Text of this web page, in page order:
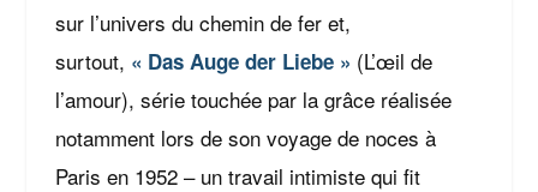
sur l’univers du chemin de fer et,
surtout, « Das Auge der Liebe » (L’œil de
l’amour), série touchée par la grâce réalisée
notamment lors de son voyage de noces à
Paris en 1952 – un travail intimiste qui fit